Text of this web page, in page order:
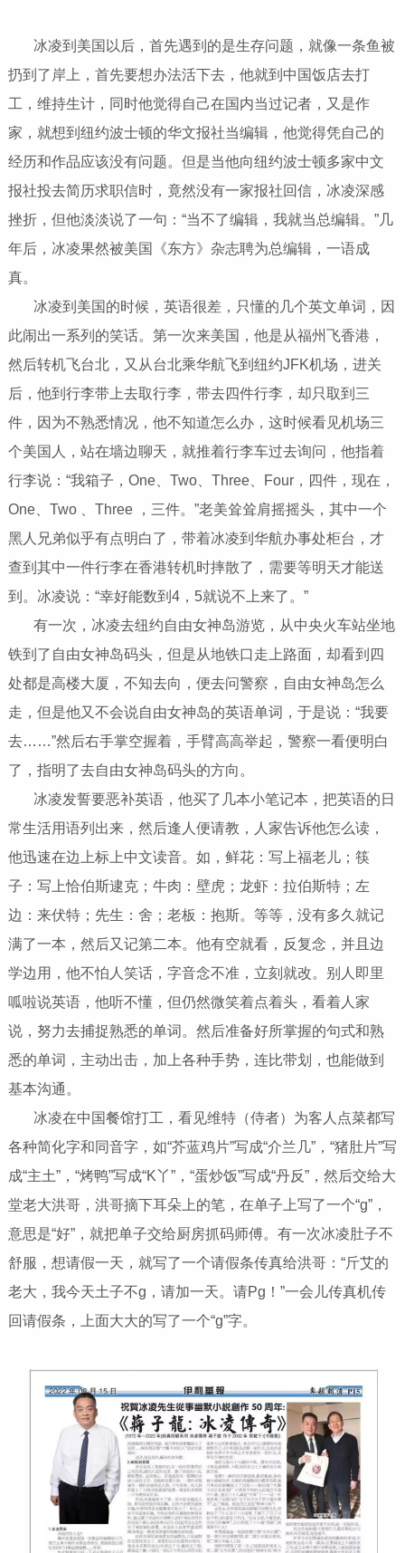
冰凌到美国以后，首先遇到的是生存问题，就像一条鱼被
扔到了岸上，首先要想办法活下去，他就到中国饭店去打
工，维持生计，同时他觉得自己在国内当过记者，又是作
家，就想到纽约波士顿的华文报社当编辑，他觉得凭自己的
经历和作品应该没有问题。但是当他向纽约波士顿多家中文
报社投去简历求职信时，竟然没有一家报社回信，冰凌深感
挫折，但他淡淡说了一句：“当不了编辑，我就当总编辑。”几
年后，冰凌果然被美国《东方》杂志聘为总编辑，一语成
真。
冰凌到美国的时候，英语很差，只懂的几个英文单词，因
此闹出一系列的笑话。第一次来美国，他是从福州飞香港，
然后转机飞台北，又从台北乘华航飞到纽约JFK机场，进关
后，他到行李带上去取行李，带去四件行李，却只取到三
件，因为不熟悉情况，他不知道怎么办，这时候看见机场三
个美国人，站在墙边聊天，就推着行李车过去询问，他指着
行李说：“我箱子，One、Two、Three、Four，四件，现在，
One、Two 、Three ，三件。”老美耸耸肩摇摇头，其中一个
黑人兄弟似乎有点明白了，带着冰凌到华航办事处柜台，才
查到其中一件行李在香港转机时摔散了，需要等明天才能送
到。冰凌说：“幸好能数到4，5就说不上来了。”
有一次，冰凌去纽约自由女神岛游览，从中央火车站坐地
铁到了自由女神岛码头，但是从地铁口走上路面，却看到四
处都是高楼大厦，不知去向，便去问警察，自由女神岛怎么
走，但是他又不会说自由女神岛的英语单词，于是说：“我要
去……”然后右手掌空握着，手臂高高举起，警察一看便明白
了，指明了去自由女神岛码头的方向。
冰凌发誓要恶补英语，他买了几本小笔记本，把英语的日
常生活用语列出来，然后逢人便请教，人家告诉他怎么读，
他迅速在边上标上中文读音。如，鲜花：写上福老儿；筷
子：写上恰伯斯逮克；牛肉：壁虎；龙虾：拉伯斯特；左
边：来伏特；先生：舍；老板：抱斯。等等，没有多久就记
满了一本，然后又记第二本。他有空就看，反复念，并且边
学边用，他不怕人笑话，字音念不准，立刻就改。别人即里
呱啦说英语，他听不懂，但仍然微笑着点着头，看着人家
说，努力去捕捉熟悉的单词。然后准备好所掌握的句式和熟
悉的单词，主动出击，加上各种手势，连比带划，也能做到
基本沟通。
冰凌在中国餐馆打工，看见维特（侍者）为客人点菜都写
各种简化字和同音字，如“芥蓝鸡片”写成“介兰几”，“猪肚片”写
成“主土”，“烤鸭”写成“K丫”，“蛋炒饭”写成“丹反”，然后交给大
堂老大洪哥，洪哥摘下耳朵上的笔，在单子上写了一个“g”，
意思是“好”，就把单子交给厨房抓码师傅。有一次冰凌肚子不
舒服，想请假一天，就写了一个请假条传真给洪哥：“斤艾的
老大，我今天土子不g，请加一天。请Pg！”一会儿传真机传
回请假条，上面大大的写了一个“g”字。